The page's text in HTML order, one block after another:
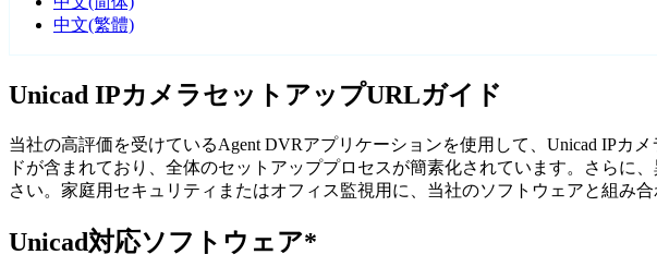
中文(繁體)
Unicad IPカメラセットアップURLガイド
当社の高評価を受けているAgent DVRアプリケーションを使用して、Unicad IPカ
ドが含まれており、全体のセットアッププロセスが簡素化されています。さら
さい。家庭用セキュリティまたはオフィス監視用に、当社のソフトウェアと組み
Unicad対応ソフトウェア*